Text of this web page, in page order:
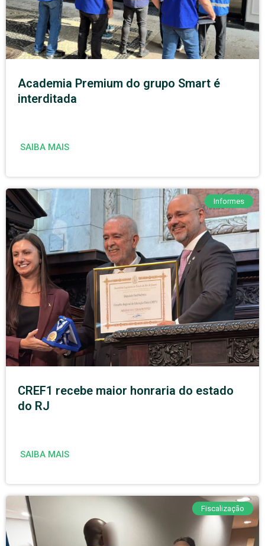
Academia Premium do grupo Smart é
interditada
SAIBA MAIS
Informes
CREF1 recebe maior honraria do estado
do RJ
SAIBA MAIS
Fiscalização